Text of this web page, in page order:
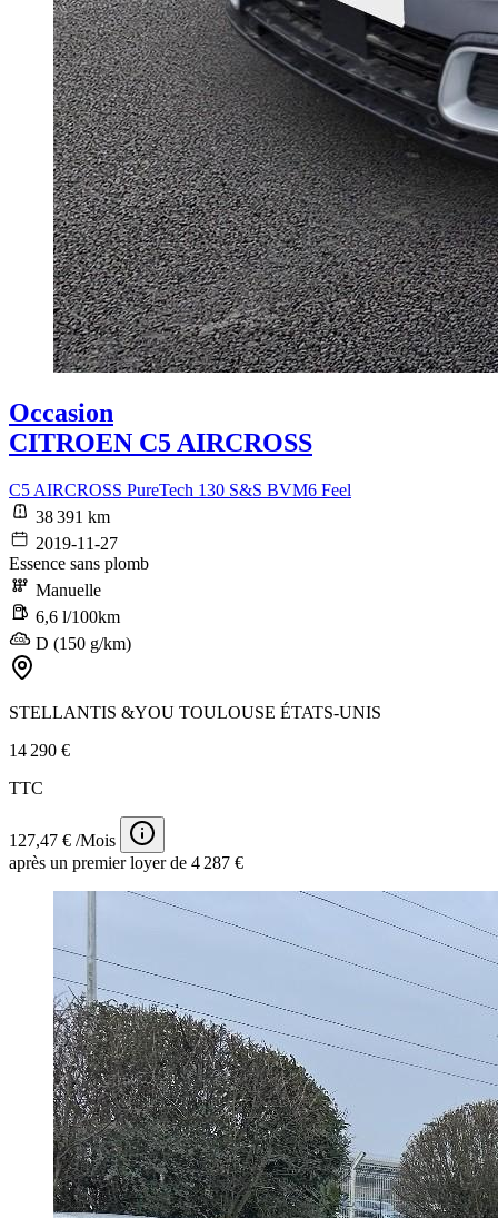
Occasion
CITROEN C5 AIRCROSS
C5 AIRCROSS PureTech 130 S&S BVM6 Feel
38 391 km
2019-11-27
Essence sans plomb
Manuelle
6,6 l/100km
D (150 g/km)
STELLANTIS &YOU TOULOUSE ÉTATS-UNIS
14 290 €
TTC
127,47 € /Mois
après un premier loyer de 4 287 €